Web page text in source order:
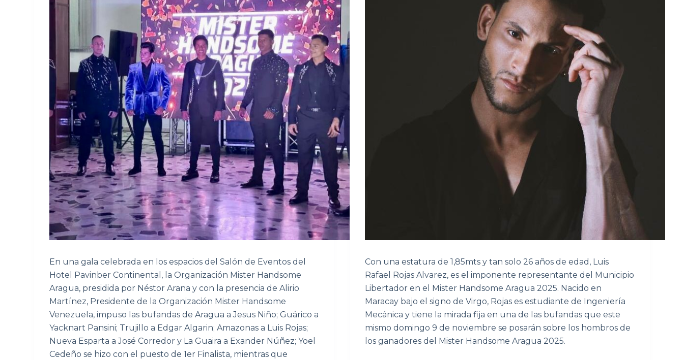
En una gala celebrada en los espacios del Salón de Eventos del
Hotel Pavinber Continental, la Organización Mister Handsome
Aragua, presidida por Néstor Arana y con la presencia de Alirio
Martínez, Presidente de la Organización Mister Handsome
Venezuela, impuso las bufandas de Aragua a Jesus Niño; Guárico a
Yacknart Pansini; Trujillo a Edgar Algarin; Amazonas a Luis Rojas;
Nueva Esparta a José Corredor y La Guaira a Exander Núñez; Yoel
Cedeño se hizo con el puesto de 1er Finalista, mientras que
Con una estatura de 1,85mts y tan solo 26 años de edad, Luis
Rafael Rojas Alvarez, es el imponente representante del Municipio
Libertador en el Mister Handsome Aragua 2025. Nacido en
Maracay bajo el signo de Virgo, Rojas es estudiante de Ingeniería
Mecánica y tiene la mirada fija en una de las bufandas que este
mismo domingo 9 de noviembre se posarán sobre los hombros de
los ganadores del Mister Handsome Aragua 2025.